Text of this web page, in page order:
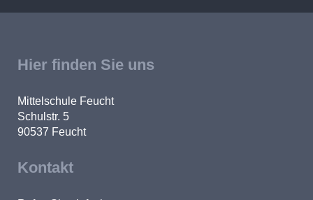
Hier finden Sie uns
Mittelschule Feucht
Schulstr. 5
90537 Feucht
Kontakt